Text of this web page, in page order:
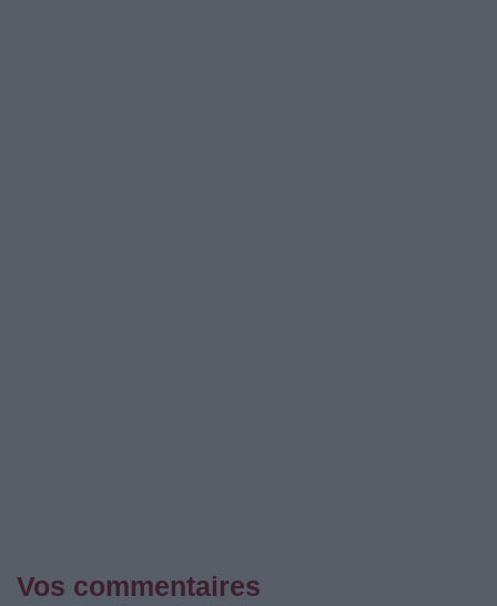
Vos commentaires